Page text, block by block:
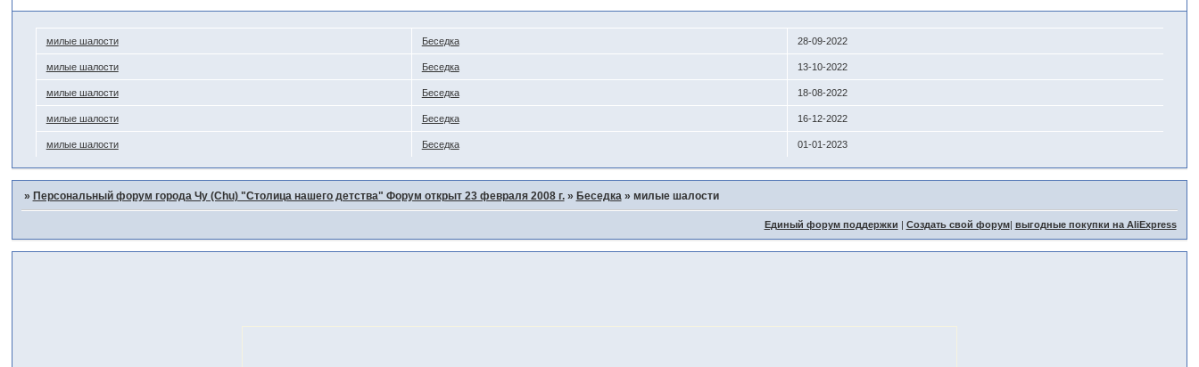
милые шалости Беседка 28-09-2022
милые шалости Беседка 13-10-2022
милые шалости Беседка 18-08-2022
милые шалости Беседка 16-12-2022
милые шалости Беседка 01-01-2023
» Персональный форум города Чу (Chu) "Столица нашего детства" Форум открыт 23 февраля 2008 г. » Беседка » милые шалости
Единый форум поддержки | Создать свой форум| выгодные покупки на AliExpress